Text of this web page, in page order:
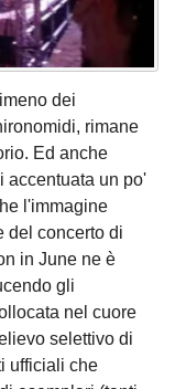
dei
rimane
Ed anche
accentuata un po'
l'immagine
del concerto di
in June ne è
gli
nel cuore
selettivo di
ufficiali che